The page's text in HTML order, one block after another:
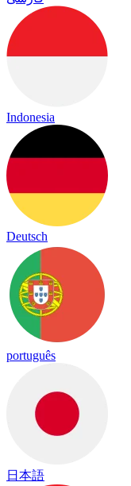
Indonesia
Deutsch
português
日本語